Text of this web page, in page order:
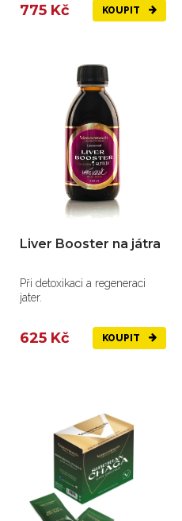
775 Kč KOUPIT
Liver Booster na játra
Při detoxikaci a regeneraci
jater.
625 Kč KOUPIT